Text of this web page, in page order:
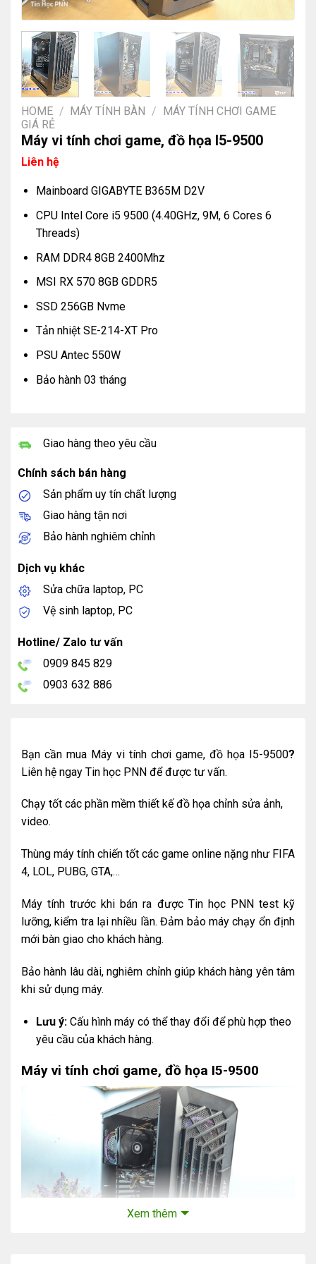
HOME / MÁY TÍNH BÀN / MÁY TÍNH CHƠI GAME
GIÁ RẺ
Máy vi tính chơi game, đồ họa I5-9500
Liên hệ
Mainboard GIGABYTE B365M D2V
CPU Intel Core i5 9500 (4.40GHz, 9M, 6 Cores 6
Threads)
RAM DDR4 8GB 2400Mhz
MSI RX 570 8GB GDDR5
SSD 256GB Nvme
Tản nhiệt SE-214-XT Pro
PSU Antec 550W
Bảo hành 03 tháng
Giao hàng theo yêu cầu
Chính sách bán hàng
Sản phẩm uy tín chất lượng
Giao hàng tận nơi
Bảo hành nghiêm chỉnh
Dịch vụ khác
Sửa chữa laptop, PC
Vệ sinh laptop, PC
Hotline/ Zalo tư vấn
0909 845 829
0903 632 886
Bạn cần mua Máy vi tính chơi game, đồ họa I5-9500?
Liên hệ ngay Tin học PNN để được tư vấn.
Chạy tốt các phần mềm thiết kế đồ họa chỉnh sửa ảnh,
video.
Thùng máy tính chiến tốt các game online nặng như FIFA
4, LOL, PUBG, GTA,…
Máy tính trước khi bán ra được Tin học PNN test kỹ
lưỡng, kiểm tra lại nhiều lần. Đảm bảo máy chạy ổn định
mới bàn giao cho khách hàng.
Bảo hành lâu dài, nghiêm chỉnh giúp khách hàng yên tâm
khi sử dụng máy.
Lưu ý:Cấu hình máy có thể thay đổi để phù hợp theo
yêu cầu của khách hàng.
Máy vi tính chơi game, đồ họa I5-9500
Xem thêm